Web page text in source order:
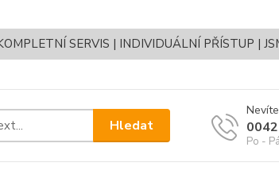
SERVIS | INDIVIDUÁLNÍ PŘÍSTUP |
Hledat
Po -